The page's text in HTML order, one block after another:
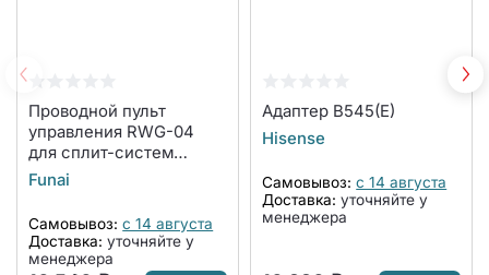
Проводной пульт
управления RWG-04
для сплит-систем
DAIJIN, сплит-систем с
насоса ONSEN и
внутренних блоков
настенного типа DAIJIN
Funai
Самовывоз: с 14 августа
Доставка: уточняйте у
менеджера
Адаптер B545(E)
Hisense
Самовывоз: с 14 августа
Доставка: уточняйте у
менеджера